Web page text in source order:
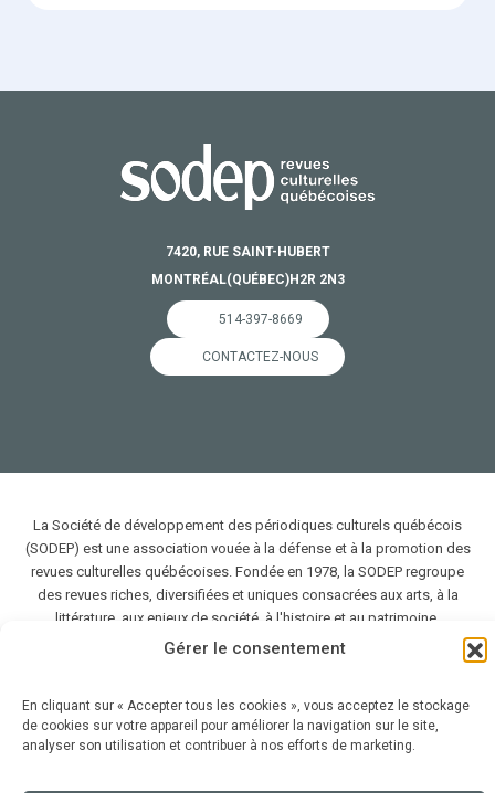
Gérer le consentement
En cliquant sur « Accepter tous les cookies », vous acceptez le stockage
de cookies sur votre appareil pour améliorer la navigation sur le site,
analyser son utilisation et contribuer à nos efforts de marketing.
7420, RUE SAINT-HUBERT
MONTRÉAL(QUÉBEC)H2R 2N3
514-397-8669
CONTACTEZ-NOUS
La Société de développement des périodiques culturels québécois
(SODEP) est une association vouée à la défense et à la promotion des
revues culturelles québécoises. Fondée en 1978, la SODEP regroupe
des revues riches, diversifiées et uniques consacrées aux arts, à la
littérature, aux enjeux de société, à l'histoire et au patrimoine.
2026 SODEP — Tous droits réservés